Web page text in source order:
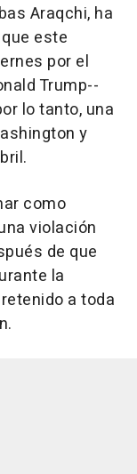
Araqchi, ha
este
por el
Trump--
lo tanto, una
y
como
violación
de que
la
a toda